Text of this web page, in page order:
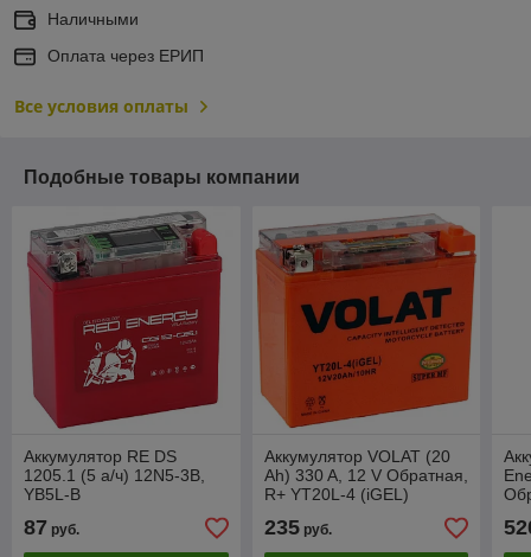
Наличными
Оплата через ЕРИП
Все условия оплаты
Подобные товары компании
Аккумулятор RE DS
1205.1 (5 а/ч) 12N5-3B,
YB5L-B
87 руб.
Аккумулятор VOLAT (20
Ah) 330 A, 12 V Обратная,
R+ YT20L-4 (iGEL)
235руб.